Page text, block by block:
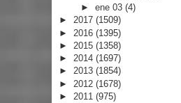
►ene 03(4)
► 2017 (1509)
► 2016 (1395)
► 2015 (1358)
► 2014 (1697)
► 2013 (1854)
► 2012 (1678)
► 2011 (975)